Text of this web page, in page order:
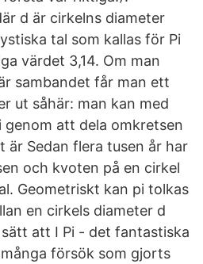
d är cirkelns diameter
tal som kallas för Pi
värdet 3,14. Om man
sambandet får man ett
ut såhär: man kan med
genom att dela omkretsen
är Sedan flera tusen år har
och kvoten på en cirkel
Geometriskt kan pi tolkas
en cirkels diameter d
att I Pi - det fantastiska
försök som gjorts